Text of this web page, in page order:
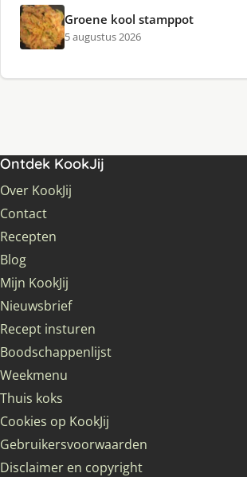
Groene kool stamppot
5 augustus 2026
Ontdek KookJij
Over KookJij
Contact
Recepten
Blog
Mijn KookJij
Nieuwsbrief
Recept insturen
Boodschappenlijst
Weekmenu
Thuis koks
Cookies op KookJij
Gebruikersvoorwaarden
Disclaimer en copyright